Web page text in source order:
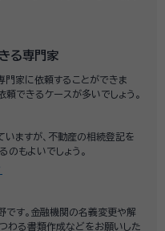
る専門家
門家に依頼することができま
できるケースが多いでしょう。
いますが、不動産の相続登記を
もよいでしょう。
です。金融機関の名義変更や解
わる書類作成などをお願いした